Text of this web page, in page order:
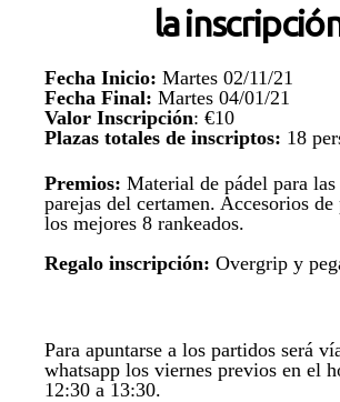
la
Fecha Inicio: Martes 02/11/21
Fecha Final: Martes 04/01/21
Valor Inscripción: €10
Plazas totales de inscriptos: 18
Premios: Material de pádel para
parejas del certamen. Accesorios
los mejores 8 rankeados.
Regalo inscripción: Overgrip y
Para apuntarse a los partidos será
whatsapp los viernes previos en el
12:30 a 13:30.